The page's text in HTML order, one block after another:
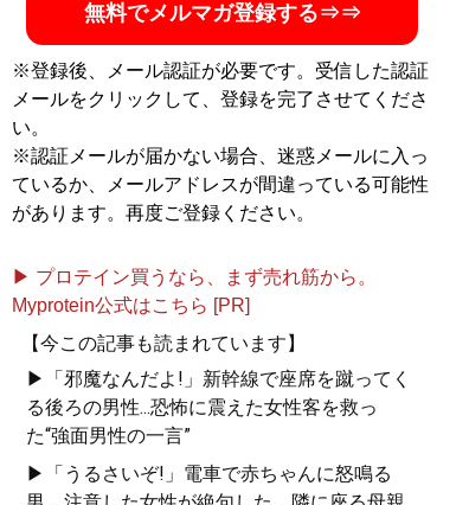
無料でメルマガ登録する⇒⇒
※登録後、メール認証が必要です。受信した認証
メールをクリックして、登録を完了させてくださ
い。
※認証メールが届かない場合、迷惑メールに入っ
ているか、メールアドレスが間違っている可能性
があります。再度ご登録ください。
▶ プロテイン買うなら、まず売れ筋から。
Myprotein公式はこちら [PR]
【今この記事も読まれています】
▶「邪魔なんだよ!」新幹線で座席を蹴ってく
る後ろの男性...恐怖に震えた女性客を救っ
た“強面男性の一言”
▶「うるさいぞ!」電車で赤ちゃんに怒鳴る